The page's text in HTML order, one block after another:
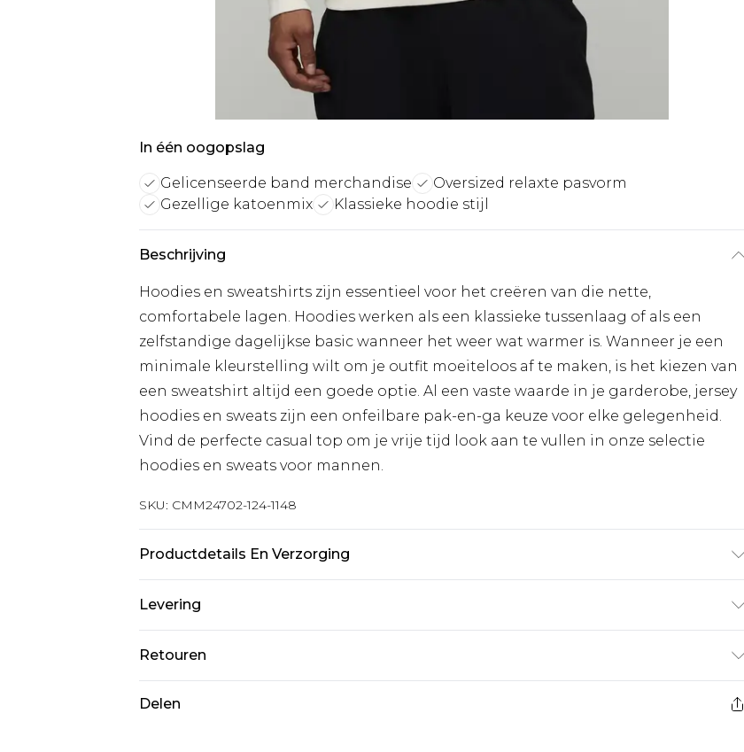
In één oogopslag
Gelicenseerde band merchandise
Oversized relaxte pasvorm
Gezellige katoenmix
Klassieke hoodie stijl
Beschrijving
Hoodies en sweatshirts zijn essentieel voor het creëren van die nette,
comfortabele lagen. Hoodies werken als een klassieke tussenlaag of als een
zelfstandige dagelijkse basic wanneer het weer wat warmer is. Wanneer je een
minimale kleurstelling wilt om je outfit moeiteloos af te maken, is het kiezen van
een sweatshirt altijd een goede optie. Al een vaste waarde in je garderobe, jersey
hoodies en sweats zijn een onfeilbare pak-en-ga keuze voor elke gelegenheid.
Vind de perfecte casual top om je vrije tijd look aan te vullen in onze selectie
hoodies en sweats voor mannen.
SKU: CMM24702-124-1148
Productdetails En Verzorging
Levering
Standaardlevering Nederland
€7.99
Expressdienst Nederland
€17.99
Retouren
Delen